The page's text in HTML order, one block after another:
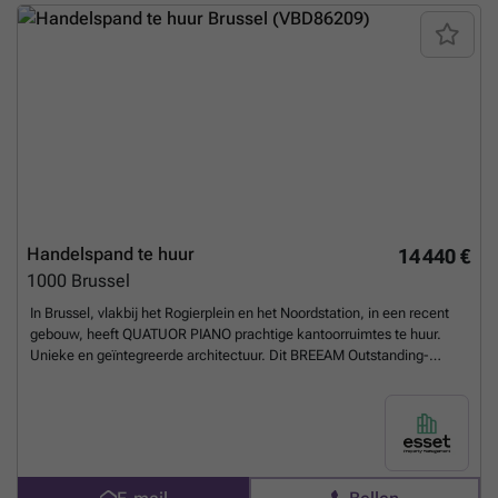
±35 €/m²/jaarMeer weten?
14 440 €
Handelspand te huur
1000 Brussel
In Brussel, vlakbij het Rogierplein en het Noordstation, in een recent
gebouw, heeft QUATUOR PIANO prachtige kantoorruimtes te huur.
Unieke en geïntegreerde architectuur. Dit BREEAM Outstanding-
fietsenstalling, douches, fitnessruimte, binnentuin, coworking space,
steenworp afstand van de metro en talrijke buslijnen, is het Quatuor